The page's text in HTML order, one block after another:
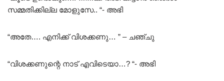
സമ്മതിക്കില്ല മോളുസേ.. “- അഭി
“അതേ…. എനിക്ക് വിശക്കണു… ” – ചഞ്ചു
“വിശക്കണുന്റെ നാട് എവിടെയാ…? “- അഭി